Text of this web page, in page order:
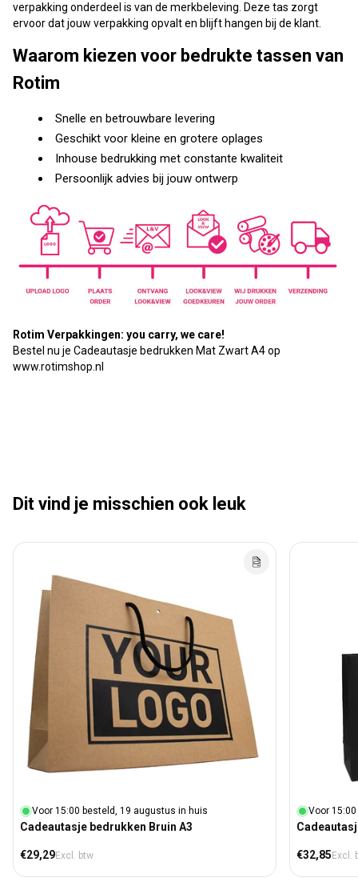
verpakking onderdeel is van de merkbeleving. Deze tas zorgt
ervoor dat jouw verpakking opvalt en blijft hangen bij de klant.
Waarom kiezen voor bedrukte tassen van
Rotim
Snelle en betrouwbare levering
Geschikt voor kleine en grotere oplages
Inhouse bedrukking met constante kwaliteit
Persoonlijk advies bij jouw ontwerp
Rotim Verpakkingen: you carry, we care!
Bestel nu je Cadeautasje bedrukken Mat Zwart A4 op
www.rotimshop.nl
Dit vind je misschien ook leuk
Voor 15:00 besteld, 19 augustus in huis
Cadeautasje bedrukken Bruin A3
Normale prijs
€29,29Excl. btw
Voor
Normale
€32,85 Excl.